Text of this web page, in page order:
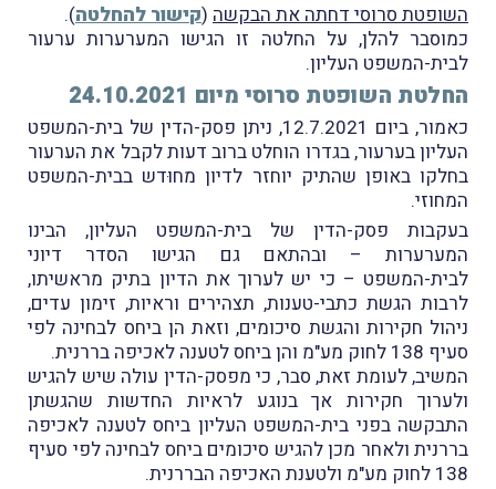
השופטת סרוסי דחתה את הבקשה (קישור להחלטה).
כמוסבר להלן, על החלטה זו הגישו המערערות ערעור
לבית-המשפט העליון.
החלטת השופטת סרוסי מיום 24.10.2021
כאמור, ביום 12.7.2021, ניתן פסק-הדין של בית-המשפט
העליון בערעור, בגדרו הוחלט ברוב דעות לקבל את הערעור
בחלקו באופן שהתיק יוחזר לדיון מחוּדש בבית-המשפט
המחוזי.
בעקבות פסק-הדין של בית-המשפט העליון, הבינו
המערערות – ובהתאם גם הגישו הסדר דיוני
לבית-המשפט – כי יש לערוך את הדיון בתיק מראשיתו,
לרבות הגשת כתבי-טענות, תצהירים וראיות, זימון עדים,
ניהול חקירות והגשת סיכומים, וזאת הן ביחס לבחינה לפי
סעיף 138 לחוק מע"מ והן ביחס לטענה לאכיפה בררנית.
המשיב, לעומת זאת, סבר, כי מפסק-הדין עולה שיש להגיש
ולערוך חקירות אך בנוגע לראיות החדשות שהגשתן
התבקשה בפני בית-המשפט העליון ביחס לטענה לאכיפה
בררנית ולאחר מכן להגיש סיכומים ביחס לבחינה לפי סעיף
138 לחוק מע"מ ולטענת האכיפה הבררנית.